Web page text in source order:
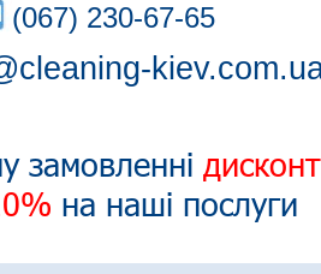
(067) 230-67-65
замовленні
на наші послуги